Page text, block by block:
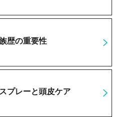
歴の重要性
プレーと頭皮ケア